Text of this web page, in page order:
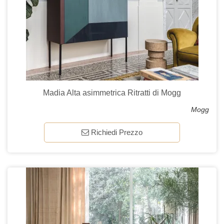
Madia Alta asimmetrica Ritratti di Mogg
Mogg
Richiedi Prezzo